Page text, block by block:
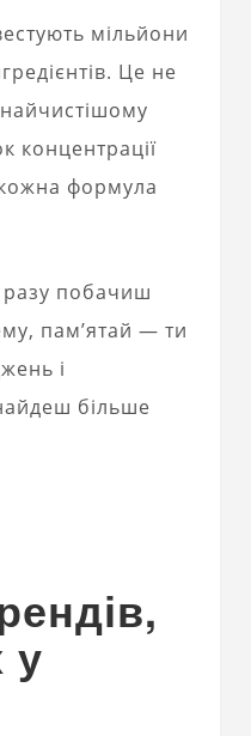
мільйони
Це не
концентрації
формула
побачиш
пам’ятай — ти
і
більше
у